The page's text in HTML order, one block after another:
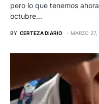
pero lo que tenemos
octubre…
BY CERTEZA DIARIO MARZO